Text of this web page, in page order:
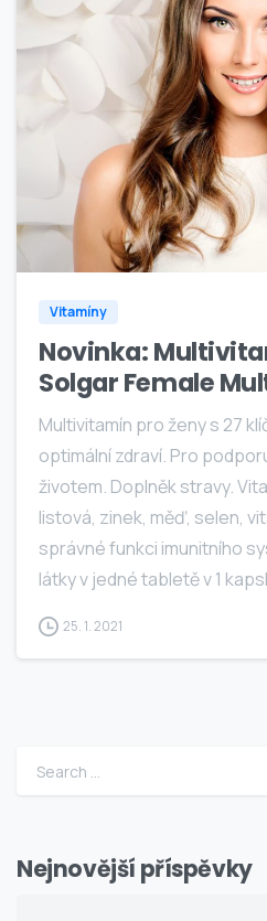
Vitamíny
Novinka:
Solgar Female
Multivitamín pro ženy s 27
optimální zdraví. Pro
životem. Doplněk stravy.
listová, zinek, měď, selen,
správné funkci imunitního
látky v jedné tabletě v 1
25. 1. 2021
Search for:
Nejnovější příspěvky